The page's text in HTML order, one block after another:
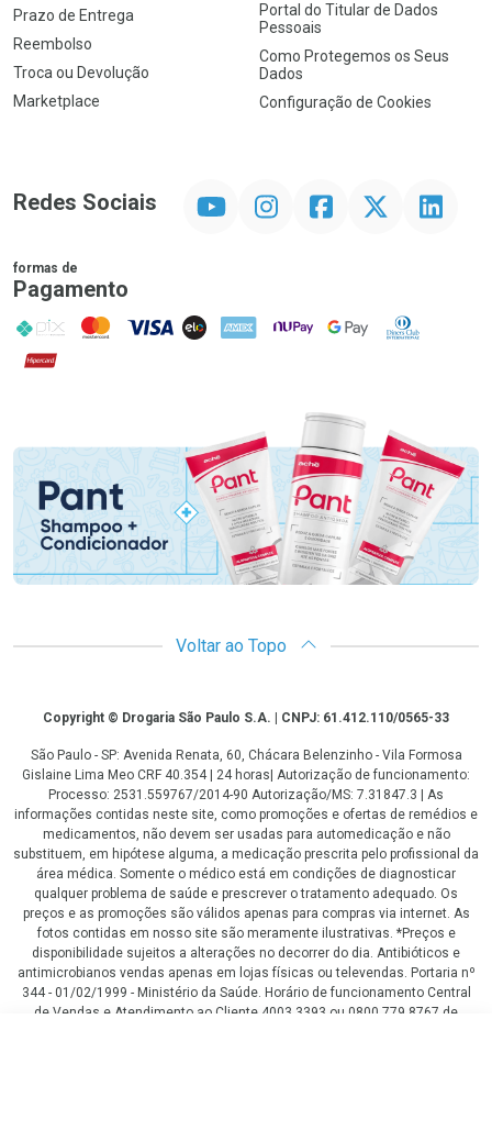
Prazo de Entrega
Reembolso
Troca ou Devolução
Marketplace
Portal do Titular de Dados
Pessoais
Como Protegemos os Seus
Dados
Configuração de Cookies
Redes Sociais InstagramFacebookTwitter Linkedin
formas de
Pagamento
PIX MasterCard
VISA ELO AMEX NuPay Google PayDiners Club
Hipercard
Promoção em Destaque
Voltar ao Topo
CopyrightCopyright © Drogaria São Paulo S.A. | CNPJ: 61.412.110/0565-33
São Paulo - SP: Avenida Renata, 60, Chácara Belenzinho - Vila Formosa
Gislaine Lima Meo CRF 40.354 | 24 horas| Autorização de funcionamento:
Processo: 2531.559767/2014-90 Autorização/MS: 7.31847.3 | As
informações contidas neste site, como promoções e ofertas de remédios e
medicamentos, não devem ser usadas para automedicação e não
substituem, em hipótese alguma, a medicação prescrita pelo profissional da
área médica. Somente o médico está em condições de diagnosticar
qualquer problema de saúde e prescrever o tratamento adequado. Os
preços e as promoções são válidos apenas para compras via internet. As
fotos contidas em nosso site são meramente ilustrativas. *Preços e
disponibilidade sujeitos a alterações no decorrer do dia. Antibióticos e
antimicrobianos vendas apenas em lojas físicas ou televendas. Portaria nº
344 - 01/02/1999 - Ministério da Saúde. Horário de funcionamento Central
de Vendas e Atendimento ao Cliente 4003 3393 ou 0800 779 8767 de